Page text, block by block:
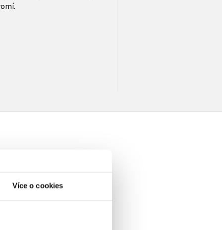
Více o cookies